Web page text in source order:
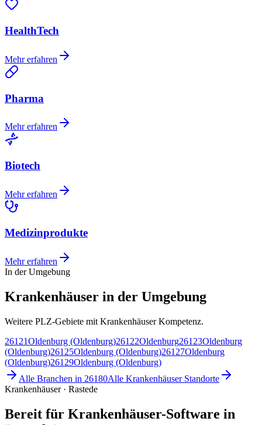
HealthTech
Mehr erfahren
Pharma
Mehr erfahren
Biotech
Mehr erfahren
Medizinprodukte
Mehr erfahren
In der Umgebung
Krankenhäuser in der Umgebung
Weitere PLZ-Gebiete mit Krankenhäuser Kompetenz.
26121Oldenburg (Oldenburg)26122Oldenburg26123Oldenburg
(Oldenburg)26125Oldenburg (Oldenburg)26127Oldenburg
(Oldenburg)26129Oldenburg (Oldenburg)
Alle Branchen in 26180Alle KrankenhäuserStandorte
Krankenhäuser · Rastede
Bereit für Krankenhäuser-Software in